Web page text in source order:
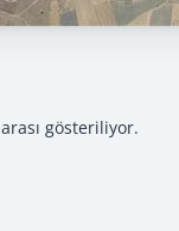
gösteriliyor.